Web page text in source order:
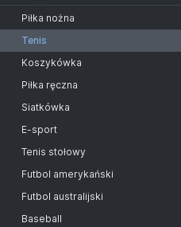
Mikulskyte J
Knutson G A
Barthel M
-
-
-
-
Falkowska W / Smith Alana
Kobori M / Shimizu A
-
Kubka M / Rosolska A
4 godz.
6 godz.
12 godz.
1 dzień
2 dni
Montreal
Montreal. Doubles
Toronto
Hard
Tournament outright
Additional
Toronto. Doubles
ATP Challenger
Piłka nożna
Tenis
Koszykówka
Piłka ręczna
Siatkówka
E-sport
Tenis stołowy
Futbol amerykański
Futbol australijski
Baseball